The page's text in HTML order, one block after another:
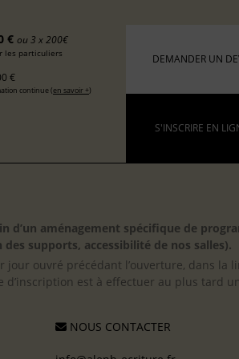
€ ou 3 x 200€
les particuliers
€
continue (en savoir +)
DEMANDER UN
S'INSCRIRE EN
d’un aménagement spécifique de
supports, accessibilité de nos salles).
jour ouvré précédant l’ouverture, dans la
est à effectuer au plus tard
NOUS CONTACTER